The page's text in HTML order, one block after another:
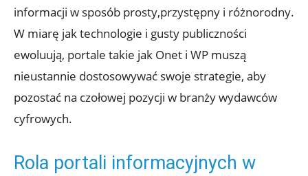
informacji w sposób prosty,przystępny i różnorodny.
W miarę jak technologie i gusty publiczności
ewoluują, portale takie jak Onet i WP muszą
nieustannie dostosowywać swoje strategie, aby
pozostać na czołowej pozycji w branży wydawców
cyfrowych.
Rola portali informacyjnych w